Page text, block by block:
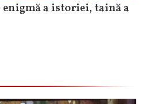
a istoriei, taină a